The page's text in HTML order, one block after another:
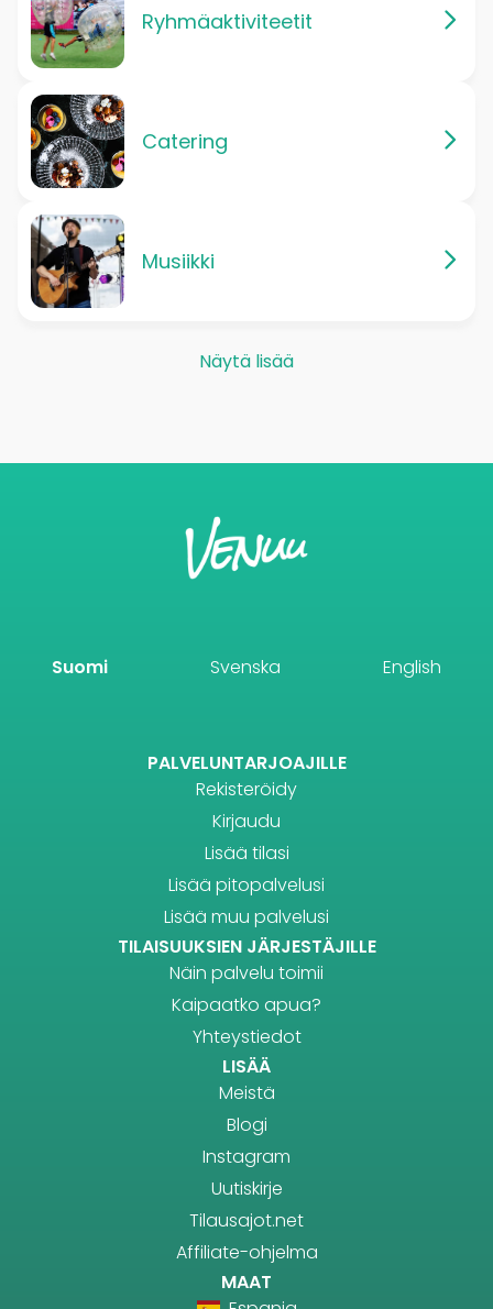
Ryhmäaktiviteetit
Catering
Musiikki
Näytä lisää
Suomi Svenska English
PALVELUNTARJOAJILLE
Rekisteröidy
Kirjaudu
Lisää tilasi
Lisää pitopalvelusi
Lisää muu palvelusi
TILAISUUKSIEN JÄRJESTÄJILLE
Näin palvelu toimii
Kaipaatko apua?
Yhteystiedot
LISÄÄ
Meistä
Blogi
Instagram
Uutiskirje
Tilausajot.net
Affiliate-ohjelma
MAAT